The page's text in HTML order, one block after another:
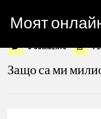
Моят
0 Comments
Защо са ми